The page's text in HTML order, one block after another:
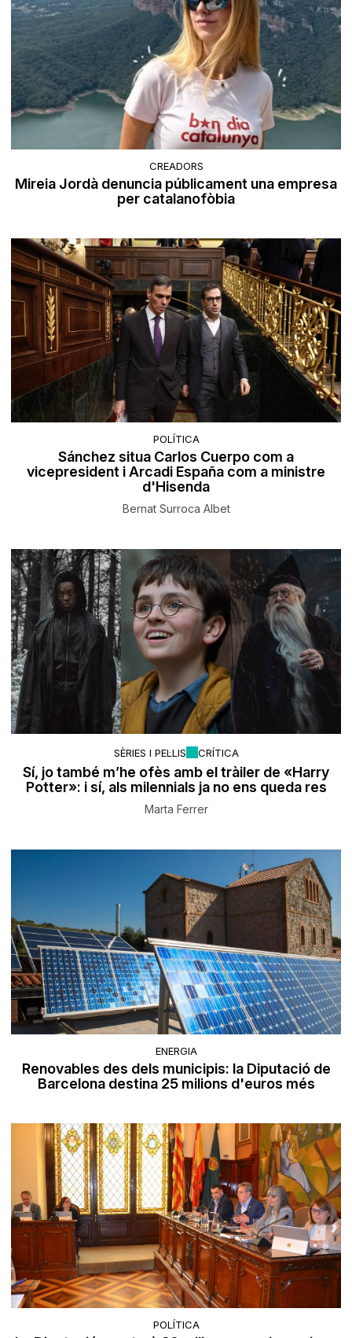
CREADORS
Mireia Jordà denuncia públicament una empresa
per catalanofòbia
POLÍTICA
Sánchez situa Carlos Cuerpo com a
vicepresident i Arcadi España com a ministre
d'Hisenda
Bernat Surroca Albet
SÈRIES I PEL·LIS CRÍTICA
Sí, jo també m’he ofès amb el tràiler de «Harry
Potter»: i sí, als milennials ja no ens queda res
Marta Ferrer
ENERGIA
Renovables des dels municipis: la Diputació de
Barcelona destina 25 milions d'euros més
POLÍTICA